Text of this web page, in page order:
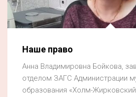
Наше право
Анна Владимировна Бойкова,
отделом ЗАГС Администрации
образования «Холм-